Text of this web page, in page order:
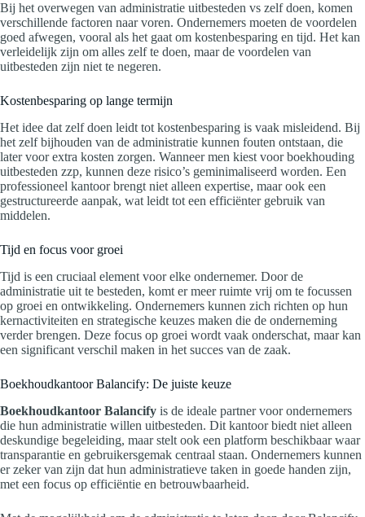
Bij het overwegen van administratie uitbesteden vs zelf doen, komen
verschillende factoren naar voren. Ondernemers moeten de voordelen
goed afwegen, vooral als het gaat om kostenbesparing en tijd. Het kan
verleidelijk zijn om alles zelf te doen, maar de voordelen van
uitbesteden zijn niet te negeren.
Kostenbesparing op lange termijn
Het idee dat zelf doen leidt tot kostenbesparing is vaak misleidend. Bij
het zelf bijhouden van de administratie kunnen fouten ontstaan, die
later voor extra kosten zorgen. Wanneer men kiest voor boekhouding
uitbesteden zzp, kunnen deze risico’s geminimaliseerd worden. Een
professioneel kantoor brengt niet alleen expertise, maar ook een
gestructureerde aanpak, wat leidt tot een efficiënter gebruik van
middelen.
Tijd en focus voor groei
Tijd is een cruciaal element voor elke ondernemer. Door de
administratie uit te besteden, komt er meer ruimte vrij om te focussen
op groei en ontwikkeling. Ondernemers kunnen zich richten op hun
kernactiviteiten en strategische keuzes maken die de onderneming
verder brengen. Deze focus op groei wordt vaak onderschat, maar kan
een significant verschil maken in het succes van de zaak.
Boekhoudkantoor Balancify: De juiste keuze
Boekhoudkantoor Balancify is de ideale partner voor ondernemers
die hun administratie willen uitbesteden. Dit kantoor biedt niet alleen
deskundige begeleiding, maar stelt ook een platform beschikbaar waar
transparantie en gebruikersgemak centraal staan. Ondernemers kunnen
er zeker van zijn dat hun administratieve taken in goede handen zijn,
met een focus op efficiëntie en betrouwbaarheid.